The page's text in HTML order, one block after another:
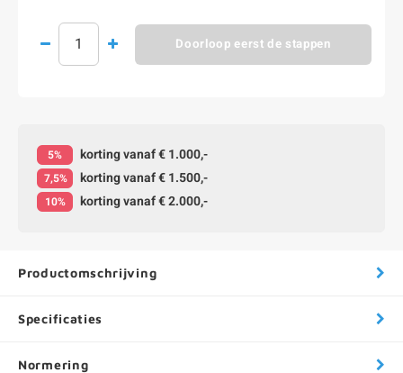
Doorloop eerst de stappen
5% korting vanaf € 1.000,-
7,5% korting vanaf € 1.500,-
10% korting vanaf € 2.000,-
Productomschrijving
Specificaties
Normering